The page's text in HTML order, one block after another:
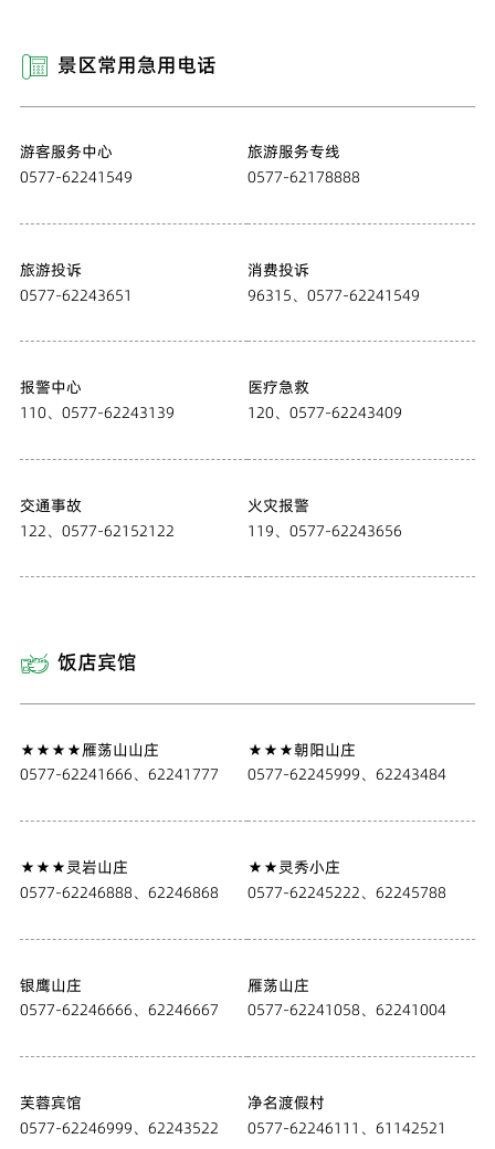
 景区常用急用电话
游客服务中心
0577-62241549
旅游服务专线
0577-62178888
旅游投诉
0577-62243651
消费投诉
96315、0577-62241549
报警中心
110、0577-62243139
医疗急救
120、0577-62243409
交通事故
122、0577-62152122
火灾报警
119、0577-62243656
 饭店宾馆
★★★★雁荡山山庄
0577-62241666、62241777
★★★朝阳山庄
0577-62245999、62243484
★★★灵岩山庄
0577-62246888、62246868
★★灵秀小庄
0577-62245222、62245788
银鹰山庄
0577-62246666、62246667
雁荡山庄
0577-62241058、62241004
芙蓉宾馆
0577-62246999、62243522
净名渡假村
0577-62246111、61142521